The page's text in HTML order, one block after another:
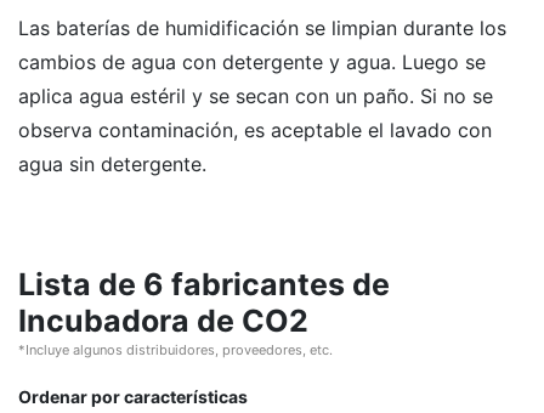
Las baterías de humidificación se limpian durante los
cambios de agua con detergente y agua. Luego se
aplica agua estéril y se secan con un paño. Si no se
observa contaminación, es aceptable el lavado con
agua sin detergente.
Lista de 6 fabricantes de
Incubadora de CO2
*Incluye algunos distribuidores, proveedores, etc.
Ordenar por características